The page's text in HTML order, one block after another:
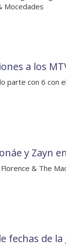
Mocedades
a los
parte con 6 con
y Zayn
& The
fechas de